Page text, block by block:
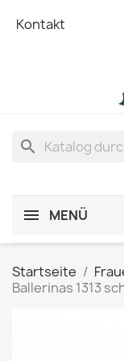
Kontakt
search
MENÜ
Startseite
Ballerinas 1313